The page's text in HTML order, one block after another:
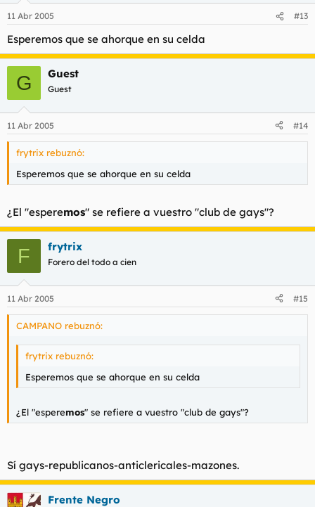
11 Abr 2005 #13
Esperemos que se ahorque en su celda
G Guest
Guest
11 Abr 2005 #14
frytrix rebuznó:
Esperemos que se ahorque en su celda
¿El "esperemos" se refiere a vuestro "club de gays"?
F frytrix
Forero del todo a cien
11 Abr 2005 #15
CAMPANO rebuznó:
frytrix rebuznó:
Esperemos que se ahorque en su celda
¿El "esperemos" se refiere a vuestro "club de gays"?
Sí gays-republicanos-anticlericales-mazones.
Frente Negro